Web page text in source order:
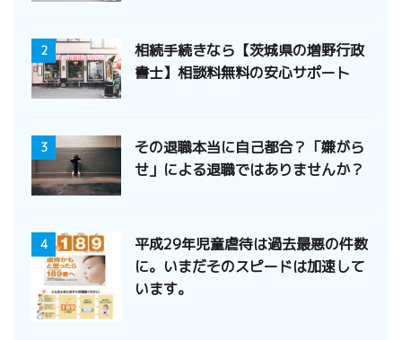
2
相続手続きなら【茨城県の増野行政
書士】相談料無料の安心サポート
3
その退職本当に自己都合？「嫌がら
せ」による退職ではありませんか？
4
平成29年児童虐待は過去最悪の件数
に。いまだそのスピードは加速して
います。